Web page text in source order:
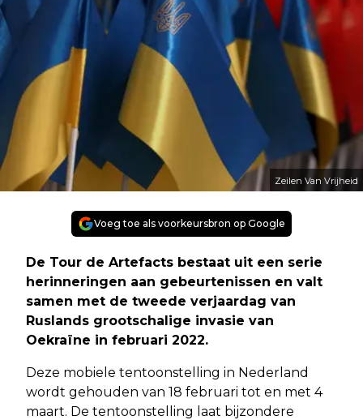
Zeilen Van Vrijheid
Voeg toe als voorkeursbron op Google
De Tour de Artefacts bestaat uit een serie
herinneringen aan gebeurtenissen en valt
samen met de tweede verjaardag van
Ruslands grootschalige invasie van
Oekraïne in februari 2022.
Deze mobiele tentoonstelling in Nederland
wordt gehouden van 18 februari tot en met 4
maart. De tentoonstelling laat bijzondere